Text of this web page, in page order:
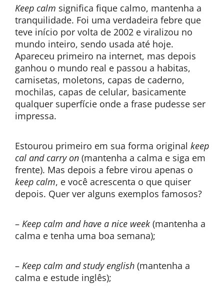
Keep calm significa fique calmo, mantenha a
tranquilidade. Foi uma verdadeira febre que
teve início por volta de 2002 e viralizou no
mundo inteiro, sendo usada até hoje.
Apareceu primeiro na internet, mas depois
ganhou o mundo real e passou a habitas,
camisetas, moletons, capas de caderno,
mochilas, capas de celular, basicamente
qualquer superfície onde a frase pudesse ser
impressa.
Estourou primeiro em sua forma original keep
cal and carry on (mantenha a calma e siga em
frente). Mas depois a febre virou apenas o
keep calm, e você acrescenta o que quiser
depois. Quer ver alguns exemplos famosos?
– Keep calm and have a nice week (mantenha a
calma e tenha uma boa semana);
– Keep calm and study english (mantenha a
calma e estude inglês);